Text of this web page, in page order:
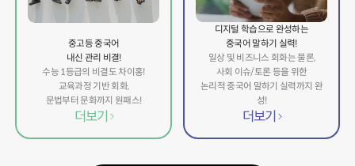
중고등 중국어
내신 관리 비결!
수능 1등급의 비결도 차이홍!
교육과정 기반 회화,
문법부터 문화까지 원패스!
더보기
디지털 학습으로 완성하는
중국어 말하기 실력!
일상 및 비즈니스 회화는 물론,
사회 이슈/토론 등을 위한
논리적 중국어 말하기 실력까지 완
성!
더보기